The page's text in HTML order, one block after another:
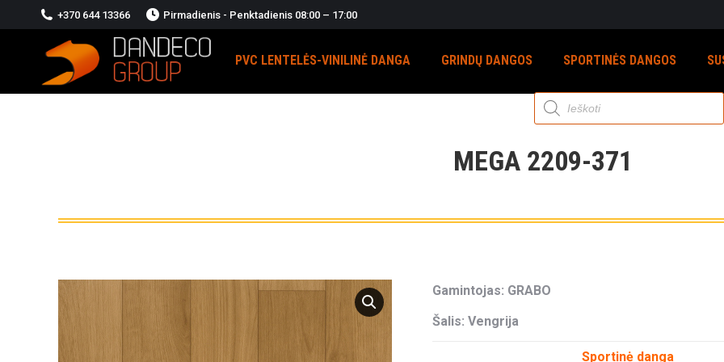
+370 644 13366 Pirmadienis - Penktadienis 08:00 – 17:00
PVC LENTELĖS-VINILINĖ DANGA GRINDŲ DANGOS SPORTINĖS DANGOS
Products
search
MEGA 2209-371
Gamintojas: GRABO
Šalis: Vengrija
Sportinė danga